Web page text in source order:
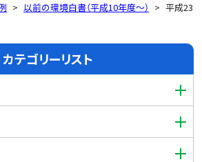
以前の環境白書（平成10年度～）
平成23
カテゴリーリスト